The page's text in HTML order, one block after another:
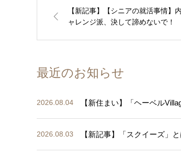
【新記事】【シニアの就活事情】
ャレンジ派、決して諦めないで！
最近のお知らせ
2026.08.04 【新住まい】「ヘーベル
2026.08.03 【新記事】「スクイーズ」